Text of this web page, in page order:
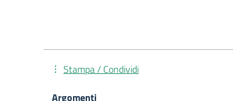
Stampa / Condividi
Argomenti